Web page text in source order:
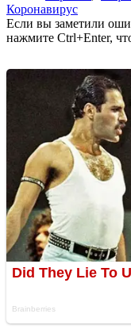
Коронавирус
Если вы заметили
нажмите Ctrl+Enter,